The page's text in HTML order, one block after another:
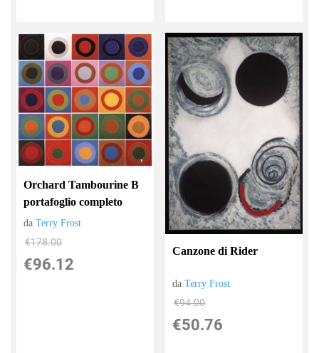
Orchard Tambourine B
portafoglio completo
daTerry Frost
€178.00
€96.12
Canzone di Rider
daTerry Frost
€94.00
€50.76